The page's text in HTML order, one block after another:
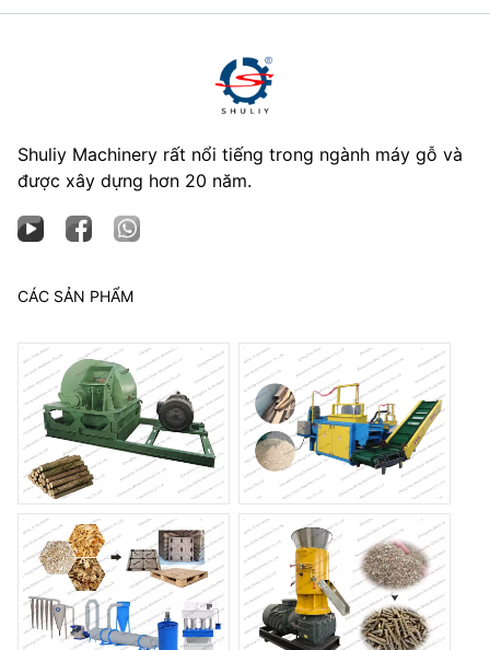
Shuliy Machinery rất nổi tiếng trong ngành máy gỗ và
được xây dựng hơn 20 năm.
CÁC SẢN PHẨM